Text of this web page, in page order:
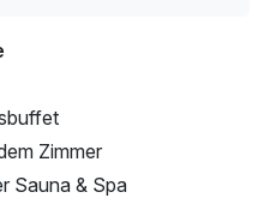
Zimmer
Sauna & Spa